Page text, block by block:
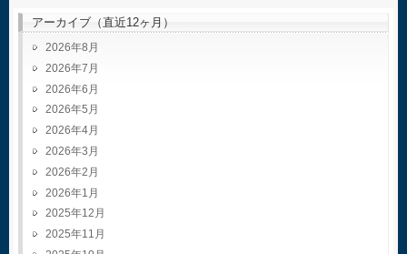
アーカイブ（直近12ヶ月）
2026年8月
2026年7月
2026年6月
2026年5月
2026年4月
2026年3月
2026年2月
2026年1月
2025年12月
2025年11月